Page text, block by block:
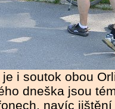
i soutok obou
dneška jsou
navíc